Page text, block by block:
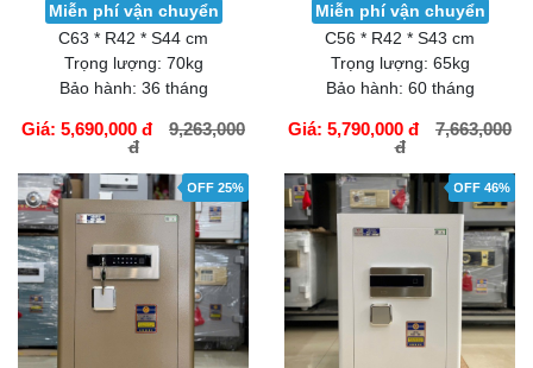
Miễn phí vận chuyển
C63 * R42 * S44 cm
Trọng lượng: 70kg
Bảo hành: 36 tháng
Giá: 5,690,000 đ
9,263,000
đ
Miễn phí vận chuyển
C56 * R42 * S43 cm
Trọng lượng: 65kg
Bảo hành: 60 tháng
Giá: 5,790,000 đ
7,663,000
đ
OFF 25% OFF 46%